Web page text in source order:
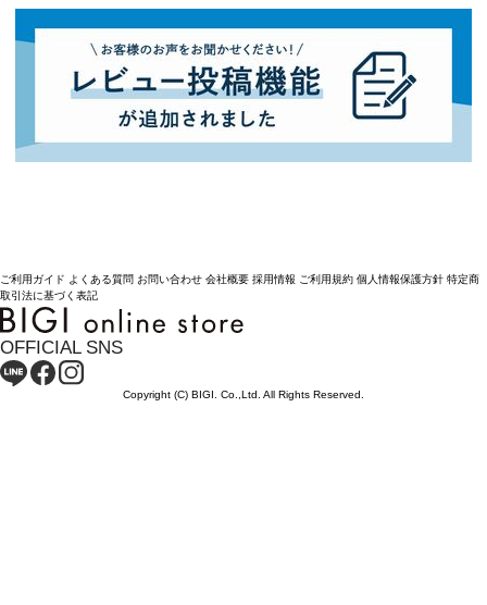
ご利用ガイド よくある質問 お問い合わせ 会社概要 採用情報 ご利用規約 個人情報保護方針 特定商
取引法に基づく表記
OFFICIAL SNS
Copyright (C) BIGI. Co.,Ltd. All Rights Reserved.